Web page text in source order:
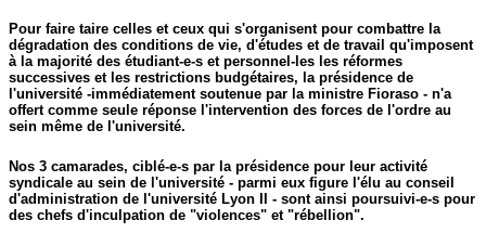
Pour faire taire celles et ceux qui s'organisent pour combattre la
dégradation des conditions de vie, d'études et de travail qu'imposent
à la majorité des étudiant-e-s et personnel-les les réformes
successives et les restrictions budgétaires, la présidence de
l'université -immédiatement soutenue par la ministre Fioraso - n'a
offert comme seule réponse l'intervention des forces de l'ordre au
sein même de l'université.
Nos 3 camarades, ciblé-e-s par la présidence pour leur activité
syndicale au sein de l'université - parmi eux figure l'élu au conseil
d'administration de l'université Lyon II - sont ainsi poursuivi-e-s pour
des chefs d'inculpation de "violences" et "rébellion".